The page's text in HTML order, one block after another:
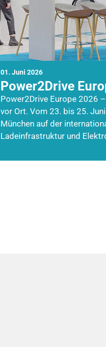
01. Juni 2026
Power2Drive
Power2Drive Europe 2026
vor Ort. Vom 23. bis 25.
München auf der
Ladeinfrastruktur und